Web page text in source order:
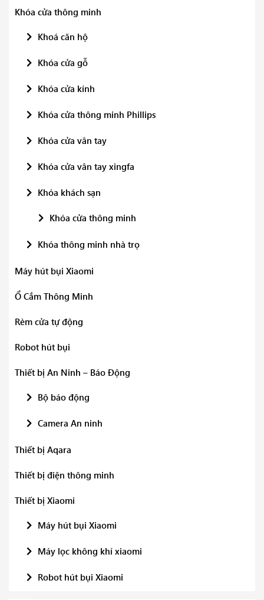
Khóa cửa thông minh
Khoá căn hộ
Khóa cửa gỗ
Khóa cửa kính
Khóa cửa thông minh Phillips
Khóa cửa vân tay
Khóa cửa vân tay xingfa
Khóa khách sạn
Khóa cửa thông minh
Khóa thông minh nhà trọ
Máy hút bụi Xiaomi
Ổ Cắm Thông Minh
Rèm cửa tự động
Robot hút bụi
Thiết bị An Ninh – Báo Động
Bộ báo động
Camera An ninh
Thiết bị Aqara
Thiết bị điện thông minh
Thiết bị Xiaomi
Máy hút bụi Xiaomi
Máy lọc không khí xiaomi
Robot hút bụi Xiaomi